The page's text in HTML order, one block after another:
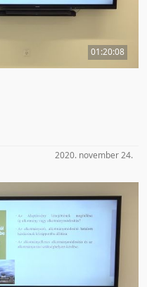
01:20:08
2020. november 24.